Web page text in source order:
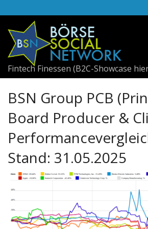
APA-OTS
Social
Best
Useletter
Visual RS
GBs
Awards
Fach-PDF
Fachhefte
Fintech Finessen (B2C-Showcase
BSN Group PCB
Board Producer &
Stand: 31.05.2025